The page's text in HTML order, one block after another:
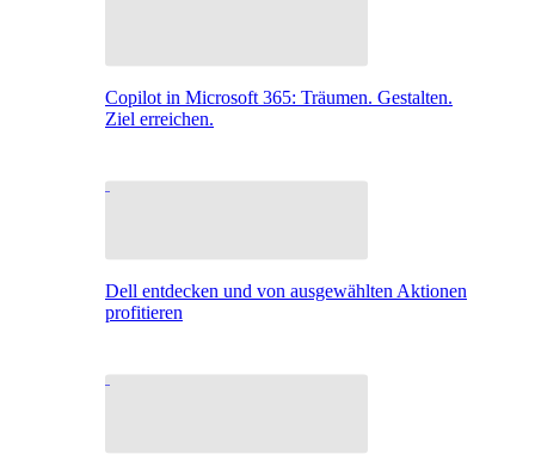
Copilot in Microsoft 365: Träumen. Gestalten.
Ziel erreichen.
Dell entdecken und von ausgewählten Aktionen
profitieren